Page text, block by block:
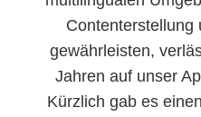
Contenterstellung
gewährleisten,
Jahren auf unser
Kürzlich gab es